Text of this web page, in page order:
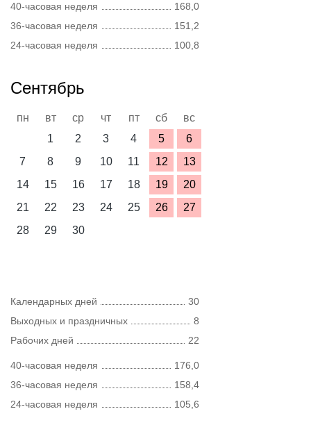
40-часовая неделя
168,0
36-часовая неделя
151,2
24-часовая неделя
100,8
Сентябрь
пн вт ср чт пт сб
вс
1
2 3 4 5
6
7
8 9 10 11 12
13
14
15 16 17 18 19
20
21
22 23 24 25 26
27
28
29 30
Календарных дней
30
Выходных и праздничных
8
Рабочих дней
22
40-часовая неделя
176,0
36-часовая неделя
158,4
24-часовая неделя
105,6